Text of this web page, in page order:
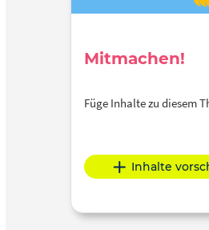
Mitmachen!
Füge Inhalte zu diesem
Inhalte